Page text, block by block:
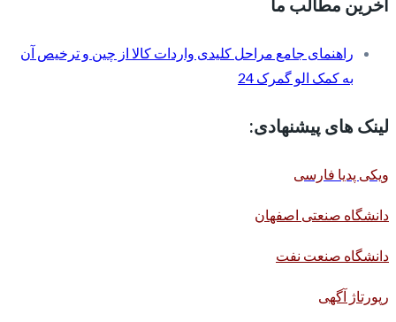
آخرین مطالب ما
راهنمای جامع مراحل کلیدی واردات کالا از چین و ترخیص آن
به کمک الو گمرک 24
لینک های پیشنهادی:
ویکی پدیا فارسی
دانشگاه صنعتی اصفهان
دانشگاه صنعت نفت
رپورتاژ آگهی